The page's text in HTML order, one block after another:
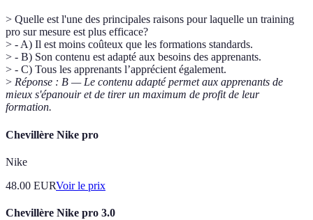
> Quelle est l'une des principales raisons pour laquelle un training
pro sur mesure est plus efficace?
> - A) Il est moins coûteux que les formations standards.
> - B) Son contenu est adapté aux besoins des apprenants.
> - C) Tous les apprenants l’apprécient également.
> Réponse : B — Le contenu adapté permet aux apprenants de
mieux s'épanouir et de tirer un maximum de profit de leur
formation.
Chevillère Nike pro
Nike
48.00 EURVoir le prix
Chevillère Nike pro 3.0